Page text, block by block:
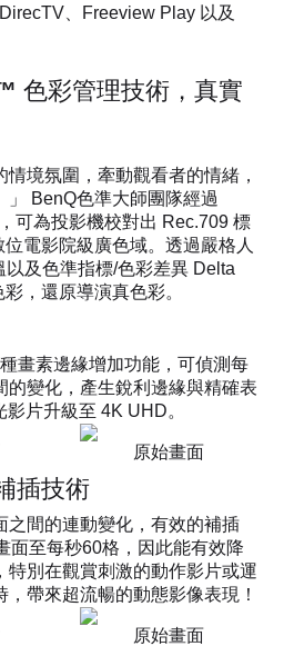
、Freeview Play 以及
色彩管理技術，真實
情境氛圍，牽動觀看者的情緒，
」 BenQ色準大師團隊經過
可為投影機校對出 Rec.709 標
電影院級廣色域。透過嚴格人
及色準指標/色彩差異 Delta
，還原導演真色彩。
畫素邊緣增加功能，可偵測每
的變化，產生銳利邊緣與精確表
片升級至 4K UHD。
原始畫面
插技術
之間的連動變化，有效的補插
面至每秒60格，因此能有效降
特別在觀賞刺激的動作影片或運
帶來超流暢的動態影像表現！
原始畫面